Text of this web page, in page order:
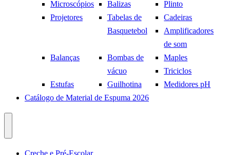
Microscópios Balizas
Plinto
Projetores
Tabelas de
Basquetebol
Cadeiras
Amplificadores
de som
Balanças
Bombas de
vácuo
Maples
Triciclos
Estufas
Guilhotina
Medidores pH
Catálogo de Material de Espuma 2026
Creche e Pré-Escolar